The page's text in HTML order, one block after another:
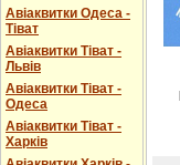
Авіаквитки Одеса -
Тіват
Авіаквитки Тіват -
Львів
Авіаквитки Тіват -
Одеса
Авіаквитки Тіват -
Харків